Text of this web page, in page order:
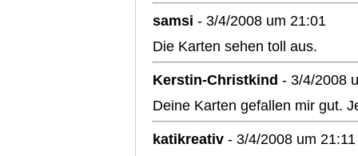
samsi - 3/4/2008 um 21:01
Die Karten sehen toll aus.
Kerstin-Christkind - 3/4/2008
Deine Karten gefallen mir gut.
katikreativ - 3/4/2008 um 21:11